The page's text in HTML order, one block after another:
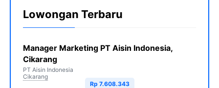
Lowongan Terbaru
Manager Marketing PT Aisin Indonesia,
Cikarang
PT Aisin Indonesia
Cikarang
Rp 7.608.343